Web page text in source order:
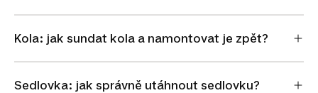
Kola: jak sundat kola a namontovat je zpět?
Sedlovka: jak správně utáhnout sedlovku?